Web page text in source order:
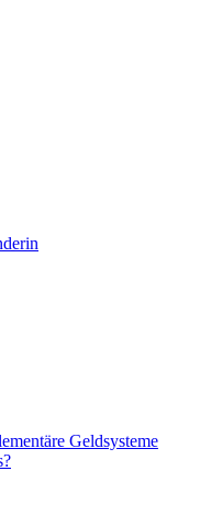
Geldsysteme